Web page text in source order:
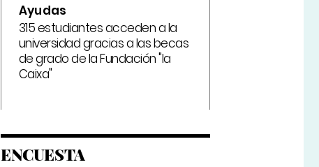
Ayudas
315 estudiantes acceden a la
universidad gracias a las becas
de grado de la Fundación "la
Caixa"
ENCUESTA